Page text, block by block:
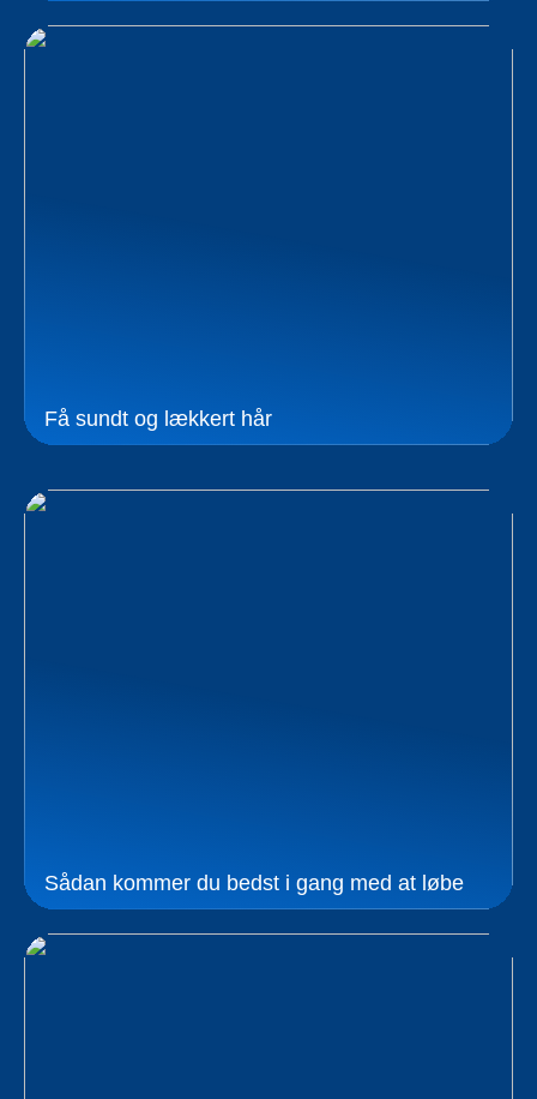
Få sundt og lækkert hår
Sådan kommer du bedst i gang med at løbe